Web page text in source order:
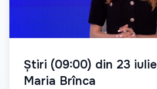
Știri (09:00) din 23
Maria Brînca